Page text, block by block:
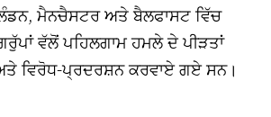
ਮੈਨਚੈਸਟਰ ਅਤੇ ਬੈਲਫਾਸਟ ਵਿੱਚ
ਵੱਲੋਂ ਪਹਿਲਗਾਮ ਹਮਲੇ ਦੇ ਪੀੜਤਾਂ
ਵਿਰੋਧ-ਪ੍ਰਦਰਸ਼ਨ ਕਰਵਾਏ ਗਏ ਸਨ।